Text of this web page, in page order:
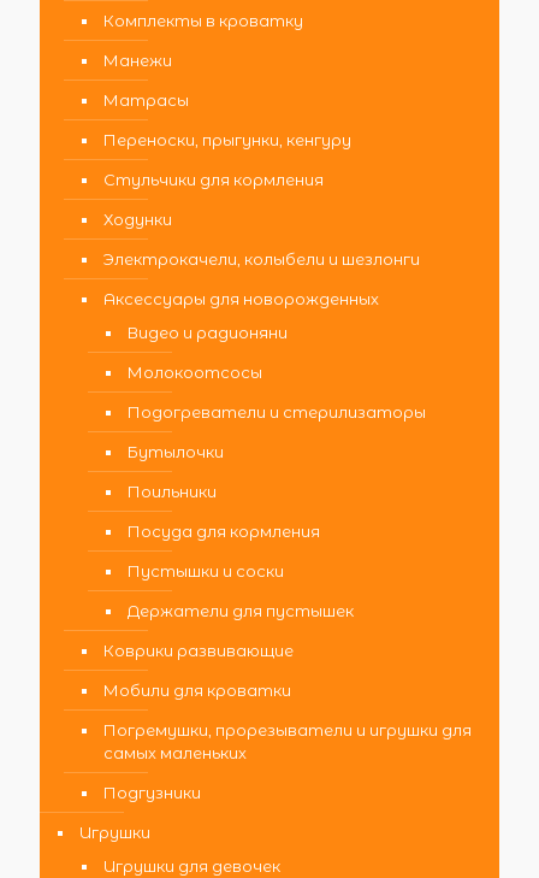
Комплекты в кроватку
Манежи
Матрасы
Переноски, прыгунки, кенгуру
Стульчики для кормления
Ходунки
Электрокачели, колыбели и шезлонги
Аксессуары для новорожденных
Видео и радионяни
Молокоотсосы
Подогреватели и стерилизаторы
Бутылочки
Поильники
Посуда для кормления
Пустышки и соски
Держатели для пустышек
Коврики развивающие
Мобили для кроватки
Погремушки, прорезыватели и игрушки для
самых маленьких
Подгузники
Игрушки
Игрушки для девочек